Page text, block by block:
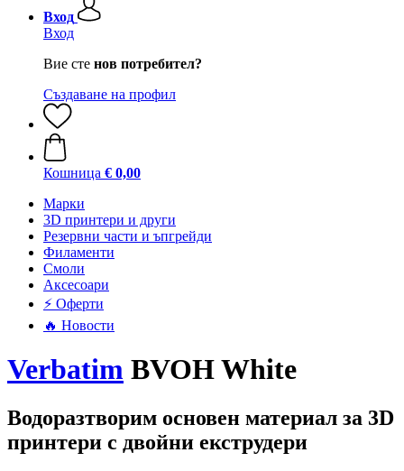
Вход
Вход
Вие сте нов потребител?
Създаване на профил
Кошница € 0,00
Mарки
3D принтери и други
Резервни части и ъпгрейди
Филаменти
Смоли
Аксесоари
⚡ Оферти
🔥 Новости
Verbatim BVOH White
Водоразтворим основен материал за 3D
принтери с двойни екструдери